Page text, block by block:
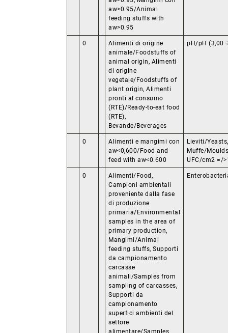
aw>0.95/Animal
feeding stuffs with
aw>0.95
0
Alimenti di origine
animale/Foodstuffs of
animal origin, Alimenti
di origine
vegetale/Foodstuffs of
plant origin, Alimenti
pronti al consumo
(RTE)/Ready-to-eat food
(RTE),
Bevande/Beverages
pH/pH (3,00
0
Alimenti e mangimi con
aw<0,600/Food and
feed with aw<0.600
Lieviti/
Muffe/
UFC/cm2 =/
0
Alimenti/Food,
Campioni ambientali
proveniente dalla fase
di produzione
primaria/Environmental
samples in the area of
primary production,
Mangimi/Animal
feeding stuffs, Supporti
da campionamento
carcasse
animali/Samples from
sampling of carcasses,
Supporti da
campionamento
superfici ambienti del
settore
alimentare/Samples